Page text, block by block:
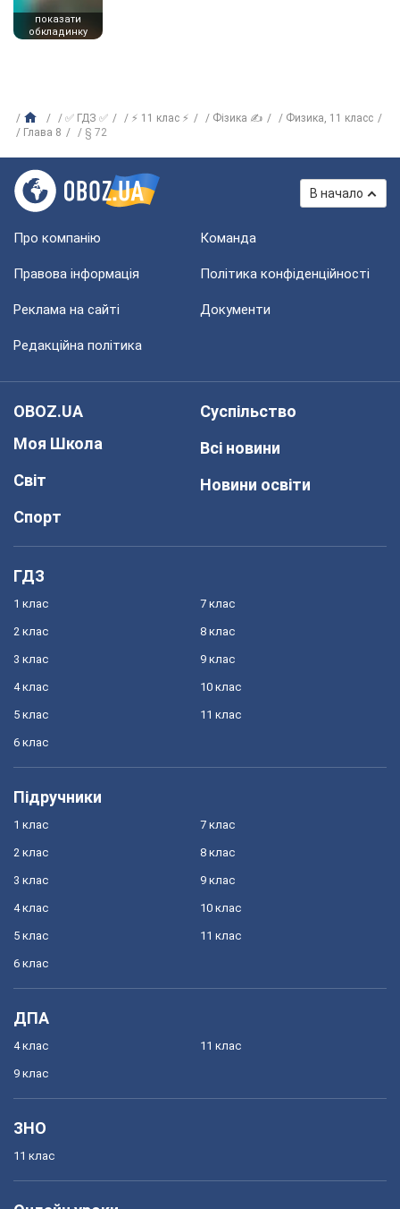
показати
обкладинку
✅ ГДЗ ✅ ⚡ 11 клас ⚡ Фізика ✍
Физика, 11 класс
Глава 8
§ 72
В начало
Про компанію Команда
Правова інформація Політика конфіденційності
Реклама на сайті Документи
Редакційна політика
OBOZ.UA
Моя Школа
Світ
Спорт
Суспільство
Всі новини
Новини освіти
ГДЗ
1 клас
2 клас
3 клас
4 клас
5 клас
6 клас
7 клас
8 клас
9 клас
10 клас
11 клас
Підручники
1 клас
2 клас
3 клас
4 клас
5 клас
6 клас
7 клас
8 клас
9 клас
10 клас
11 клас
ДПА
4 клас
9 клас
11 клас
ЗНО
11 клас